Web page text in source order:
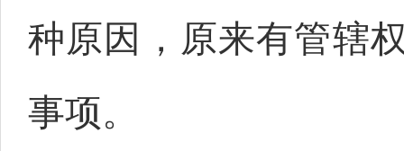
种原因，原来有管辖
事项。